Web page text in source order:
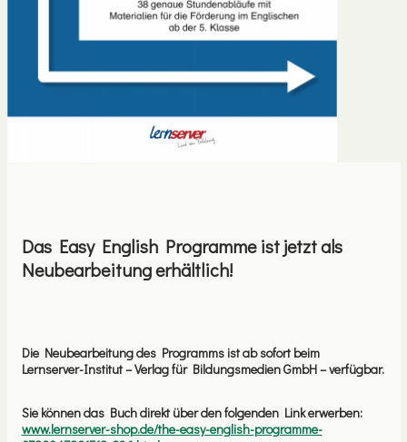
Das Easy English Programme ist jetzt als
Neubearbeitung erhältlich!
Die Neubearbeitung des Programms ist ab sofort beim
Lernserver-Institut – Verlag für Bildungsmedien GmbH – verfügbar.
Sie können das Buch direkt über den folgenden Link erwerben:
www.lernserver-shop.de/the-easy-english-programme-